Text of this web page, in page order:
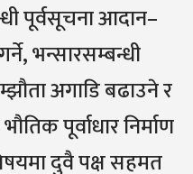
पूर्वसूचना आदान–
भन्सारसम्बन्धी
अगाडि बढाउने र
पूर्वाधार निर्माण
दुवै पक्ष सहमत